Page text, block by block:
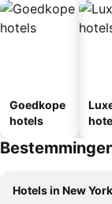
Goedkope
hotels
Hotels in New York